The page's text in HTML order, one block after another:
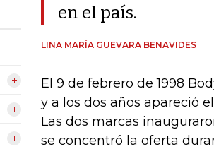
en el país.
LINA MARÍA GUEVARA BENAVIDES
El 9 de febrero de 1998
y a los dos años apareció
Las dos marcas
se concentró la oferta